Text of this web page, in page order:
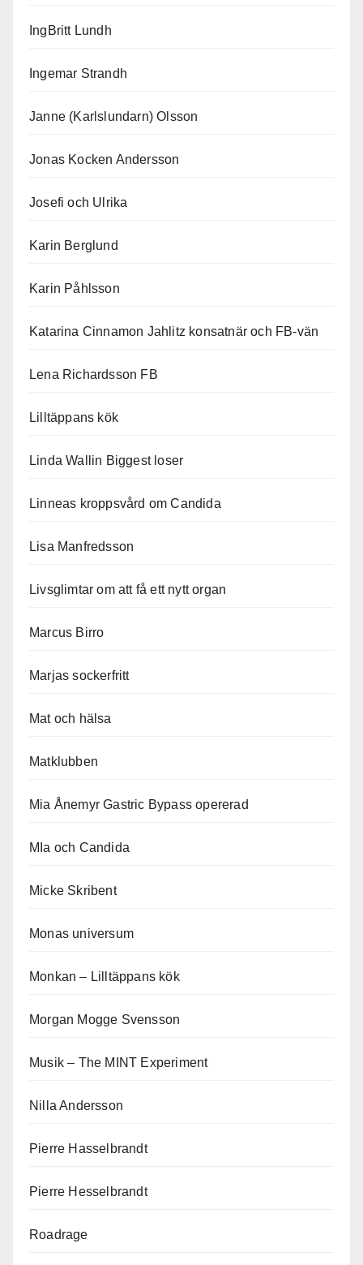
IngBritt Lundh
Ingemar Strandh
Janne (Karlslundarn) Olsson
Jonas Kocken Andersson
Josefi och Ulrika
Karin Berglund
Karin Påhlsson
Katarina Cinnamon Jahlitz konsatnär och FB-vän
Lena Richardsson FB
Lilltäppans kök
Linda Wallin Biggest loser
Linneas kroppsvård om Candida
Lisa Manfredsson
Livsglimtar om att få ett nytt organ
Marcus Birro
Marjas sockerfritt
Mat och hälsa
Matklubben
Mia Ånemyr Gastric Bypass opererad
MIa och Candida
Micke Skribent
Monas universum
Monkan – Lilltäppans kök
Morgan Mogge Svensson
Musik – The MINT Experiment
Nilla Andersson
Pierre Hasselbrandt
Pierre Hesselbrandt
Roadrage